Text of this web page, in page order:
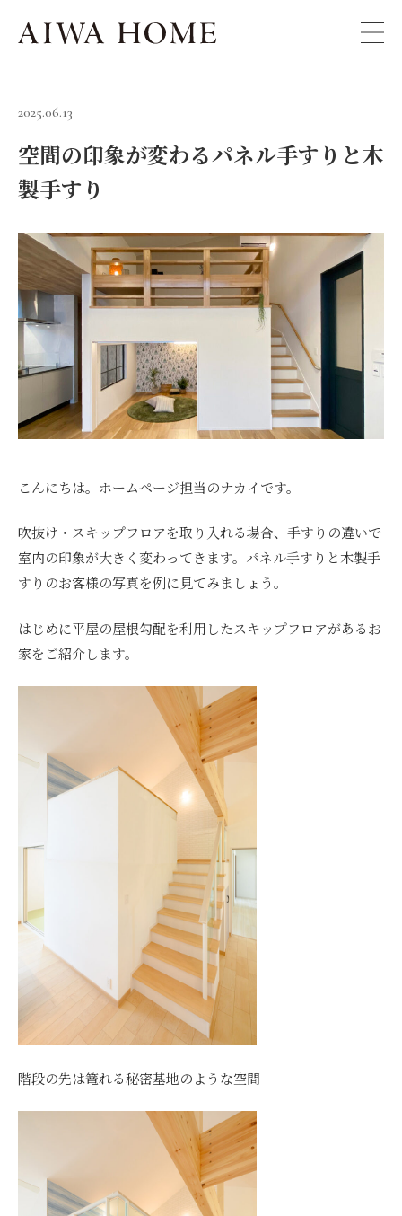
2025.06.13
空間の印象が変わるパネル手すりと木
製手すり
こんにちは。ホームページ担当のナカイです。
吹抜け・スキップフロアを取り入れる場合、手すりの違いで
室内の印象が大きく変わってきます。パネル手すりと木製手
すりのお客様の写真を例に見てみましょう。
はじめに平屋の屋根勾配を利用したスキップフロアがあるお
家をご紹介します。
階段の先は篭れる秘密基地のような空間